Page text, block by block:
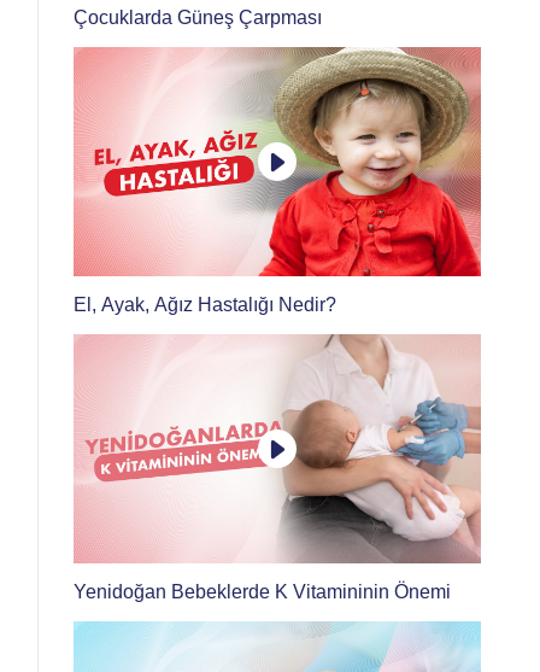
Çocuklarda Güneş Çarpması
El, Ayak, Ağız Hastalığı Nedir?
Yenidoğan Bebeklerde K Vitamininin Önemi